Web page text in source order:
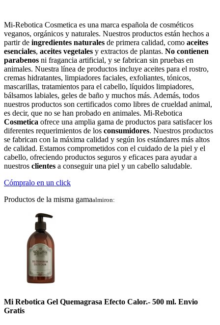
Mi-Rebotica Cosmetica es una marca española de cosméticos
veganos, orgánicos y naturales. Nuestros productos están hechos a
partir de ingredientes naturales de primera calidad, como aceites
esenciales, aceites vegetales y extractos de plantas. No contienen
parabenos ni fragancia artificial, y se fabrican sin pruebas en
animales. Nuestra línea de productos incluye aceites para el rostro,
cremas hidratantes, limpiadores faciales, exfoliantes, tónicos,
mascarillas, tratamientos para el cabello, líquidos limpiadores,
bálsamos labiales, geles de baño y muchos más. Además, todos
nuestros productos son certificados como libres de crueldad animal,
es decir, que no se han probado en animales. Mi-Rebotica
Cosmetica ofrece una amplia gama de productos para satisfacer los
diferentes requerimientos de los consumidores. Nuestros productos
se fabrican con la máxima calidad y según los estándares más altos
de calidad. Estamos comprometidos con el cuidado de la piel y el
cabello, ofreciendo productos seguros y eficaces para ayudara
nuestros clientes a conseguiruna piel y un cabello saludable.
Cómpralo en un click
Productos de la misma gamaalmiron:
Mi Rebotica Gel Quemagrasa Efecto Calor.- 500 ml. Envio
Gratis